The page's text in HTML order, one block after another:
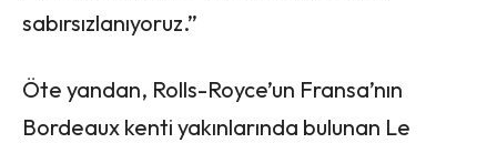
sabırsızlanıyoruz.”
Öte yandan, Rolls-Royce’un Fransa’nın
Bordeaux kenti yakınlarında bulunan Le